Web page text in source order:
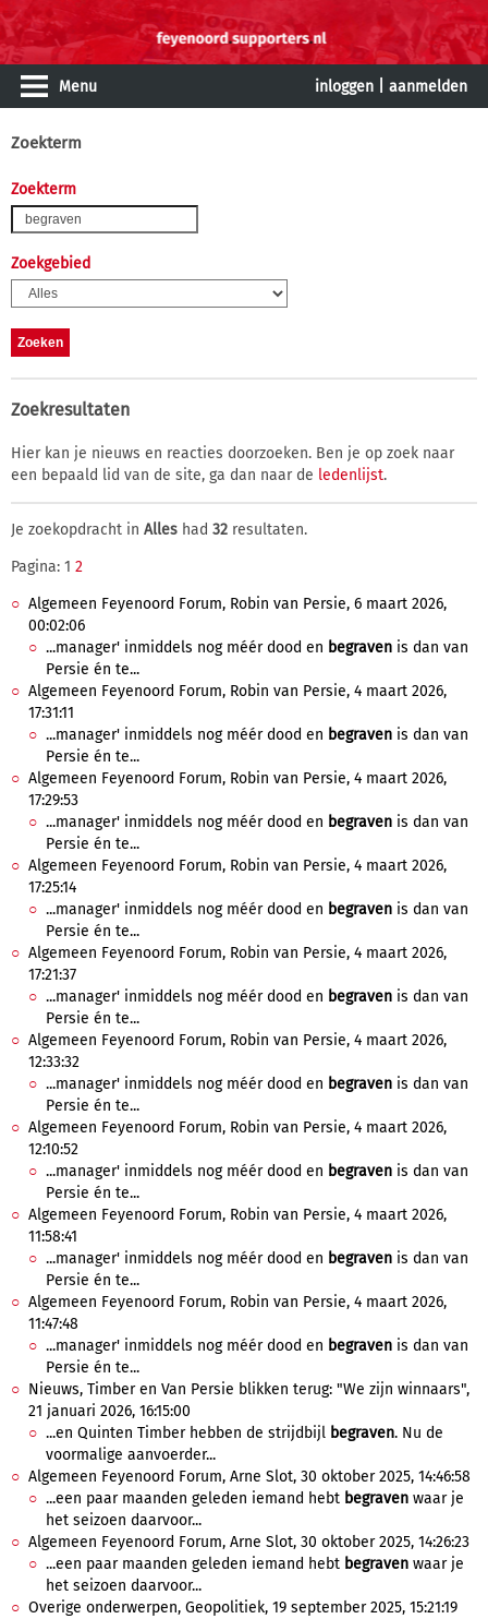
Menu inloggen aanmelden
Zoekterm
Zoekterm
Zoekgebied
Zoekresultaten
Hier kan je nieuws en reacties doorzoeken. Ben je op zoek naar
een bepaald lid van de site, ga dan naar de ledenlijst.
Je zoekopdracht in Alles had 32 resultaten.
Pagina: 1 2
Algemeen Feyenoord Forum, Robin van Persie, 6 maart 2026,
00:02:06
...manager' inmiddels nog méér dood en begraven is dan van
Persie én te...
Algemeen Feyenoord Forum, Robin van Persie, 4 maart 2026,
17:31:11
...manager' inmiddels nog méér dood en begraven is dan van
Persie én te...
Algemeen Feyenoord Forum, Robin van Persie, 4 maart 2026,
17:29:53
...manager' inmiddels nog méér dood en begraven is dan van
Persie én te...
Algemeen Feyenoord Forum, Robin van Persie, 4 maart 2026,
17:25:14
...manager' inmiddels nog méér dood en begraven is dan van
Persie én te...
Algemeen Feyenoord Forum, Robin van Persie, 4 maart 2026,
17:21:37
...manager' inmiddels nog méér dood en begraven is dan van
Persie én te...
Algemeen Feyenoord Forum, Robin van Persie, 4 maart 2026,
12:33:32
...manager' inmiddels nog méér dood en begraven is dan van
Persie én te...
Algemeen Feyenoord Forum, Robin van Persie, 4 maart 2026,
12:10:52
...manager' inmiddels nog méér dood en begraven is dan van
Persie én te...
Algemeen Feyenoord Forum, Robin van Persie, 4 maart 2026,
11:58:41
...manager' inmiddels nog méér dood en begraven is dan van
Persie én te...
Algemeen Feyenoord Forum, Robin van Persie, 4 maart 2026,
11:47:48
...manager' inmiddels nog méér dood en begraven is dan van
Persie én te...
Nieuws, Timber en Van Persie blikken terug: "We zijn winnaars",
21 januari 2026, 16:15:00
...en Quinten Timber hebben de strijdbijl begraven. Nu de
voormalige aanvoerder...
Algemeen Feyenoord Forum, Arne Slot, 30 oktober 2025, 14:46:58
...een paar maanden geleden iemand hebt begraven waar je
het seizoen daarvoor...
Algemeen Feyenoord Forum, Arne Slot, 30 oktober 2025, 14:26:23
...een paar maanden geleden iemand hebt begraven waar je
het seizoen daarvoor...
Overige onderwerpen, Geopolitiek, 19 september 2025, 15:21:19